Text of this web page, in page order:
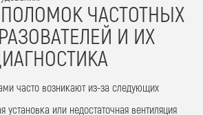
ЧАСТОТНЫХ
И ИХ
часто возникают из-за следующих
установка или недостаточная вентиляция